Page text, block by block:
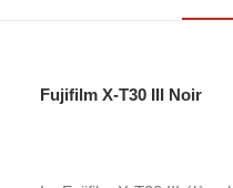
Fujifilm X-T30 III Noir